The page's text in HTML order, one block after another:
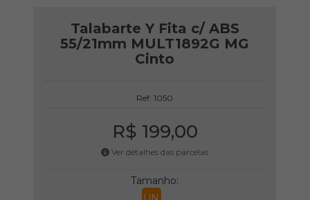
Talabarte Y Fita c/ ABS
55/21mm MULT1892G MG
Cinto
Ref: 1050
R$ 199,00
Ver detalhes das parcelas
Tamanho: